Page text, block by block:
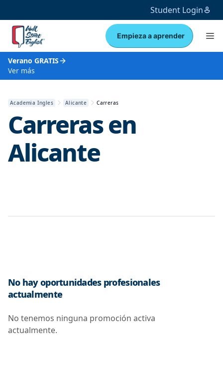
Student Login
Empieza a aprender
Verano GRATIS
Ver más
Academia Ingles Alicante Carreras
Carreras en
Alicante
No hay oportunidades profesionales
actualmente
No tenemos ninguna promoción activa
actualmente.